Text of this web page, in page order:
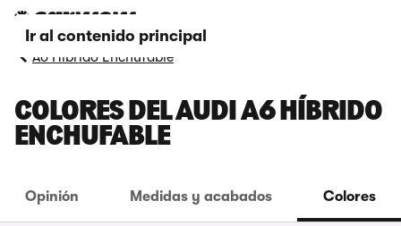
Ir al contenido principal
A6 Híbrido Enchufable
COLORES DEL AUDI A6 HÍBRIDO
ENCHUFABLE
Opinión Medidas y acabados Colores